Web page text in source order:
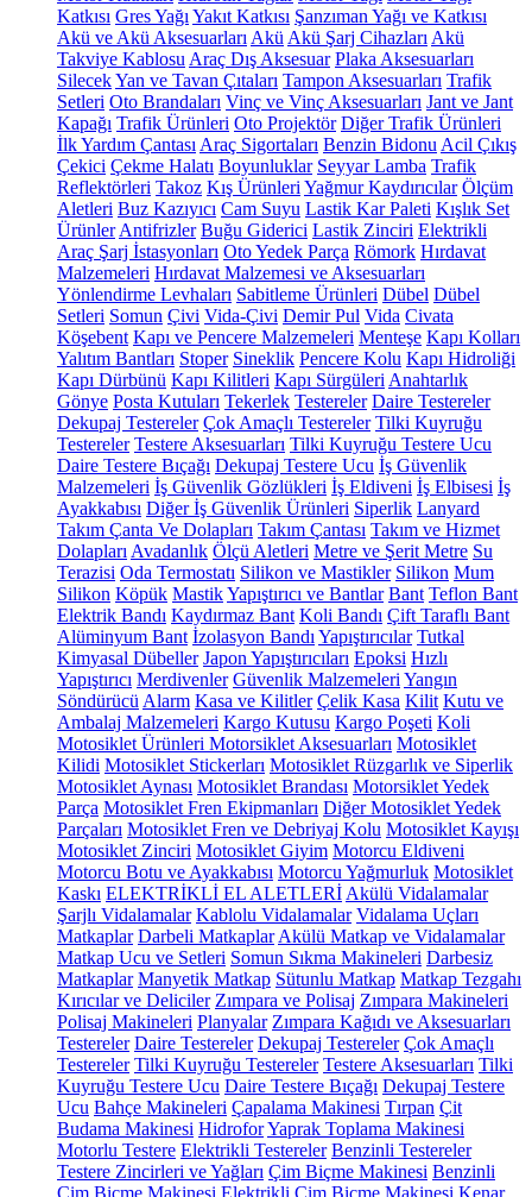
Katkısı Gres Yağı Yakıt Katkısı Şanzıman Yağı ve Katkısı
Akü ve Akü Aksesuarları Akü Akü Şarj Cihazları Akü
Takviye Kablosu Araç Dış Aksesuar Plaka Aksesuarları
SilecekYan ve Tavan Çıtaları Tampon Aksesuarları Trafik
Setleri Oto Brandaları Vinç ve Vinç Aksesuarları Jant ve Jant
Kapağı Trafik Ürünleri Oto Projektör Diğer Trafik Ürünleri
İlk Yardım Çantası Araç Sigortaları Benzin Bidonu Acil Çıkış
Çekici Çekme Halatı Boyunluklar Seyyar Lamba Trafik
Reflektörleri Takoz Kış Ürünleri Yağmur Kaydırıcılar Ölçüm
Aletleri Buz Kazıyıcı Cam Suyu Lastik Kar Paleti Kışlık Set
Ürünler Antifrizler Buğu Giderici Lastik Zinciri Elektrikli
Araç Şarj İstasyonları Oto Yedek Parça Römork Hırdavat
Malzemeleri Hırdavat Malzemesi ve Aksesuarları
Yönlendirme Levhaları Sabitleme Ürünleri Dübel Dübel
Setleri Somun Çivi Vida-Çivi Demir Pul Vida Civata
Köşebent Kapı ve Pencere Malzemeleri Menteşe Kapı Kolları
Yalıtım Bantları Stoper Sineklik Pencere Kolu Kapı Hidroliği
Kapı Dürbünü Kapı Kilitleri Kapı Sürgüleri Anahtarlık
Gönye Posta Kutuları Tekerlek Testereler Daire Testereler
Dekupaj Testereler Çok Amaçlı Testereler Tilki Kuyruğu
Testereler Testere Aksesuarları Tilki Kuyruğu Testere Ucu
Daire Testere Bıçağı Dekupaj Testere Ucu İş Güvenlik
Malzemeleri İş Güvenlik Gözlükleri İş Eldiveni İş Elbisesi İş
Ayakkabısı Diğer İş Güvenlik Ürünleri Siperlik Lanyard
Takım Çanta Ve Dolapları Takım Çantası Takım ve Hizmet
Dolapları Avadanlık Ölçü Aletleri Metre ve Şerit Metre Su
Terazisi Oda Termostatı Silikon ve Mastikler Silikon Mum
Silikon Köpük MastikYapıştırıcı ve Bantlar Bant Teflon Bant
Elektrik Bandı Kaydırmaz Bant Koli Bandı Çift Taraflı Bant
Alüminyum Bant İzolasyon Bandı Yapıştırıcılar Tutkal
Kimyasal Dübeller Japon Yapıştırıcıları Epoksi Hızlı
Yapıştırıcı Merdivenler Güvenlik Malzemeleri Yangın
Söndürücü Alarm Kasa ve Kilitler Çelik Kasa Kilit Kutu ve
Ambalaj Malzemeleri Kargo Kutusu Kargo Poşeti Koli
Motosiklet Ürünleri Motorsiklet Aksesuarları Motosiklet
Kilidi Motosiklet Stickerları Motosiklet Rüzgarlık ve Siperlik
Motosiklet Aynası Motosiklet Brandası Motorsiklet Yedek
Parça Motosiklet Fren Ekipmanları Diğer Motosiklet Yedek
Parçaları Motosiklet Fren ve Debriyaj Kolu Motosiklet Kayışı
Motosiklet Zinciri Motosiklet Giyim Motorcu Eldiveni
Motorcu Botu ve Ayakkabısı Motorcu Yağmurluk Motosiklet
Kaskı ELEKTRİKLİ EL ALETLERİ Akülü Vidalamalar
Şarjlı Vidalamalar Kablolu Vidalamalar Vidalama Uçları
Matkaplar Darbeli Matkaplar Akülü Matkap ve Vidalamalar
Matkap Ucu ve Setleri Somun Sıkma Makineleri Darbesiz
Matkaplar Manyetik Matkap Sütunlu Matkap Matkap Tezgahı
Kırıcılar ve Deliciler Zımpara ve Polisaj Zımpara Makineleri
Polisaj Makineleri Planyalar Zımpara Kağıdı ve Aksesuarları
Testereler Daire Testereler Dekupaj Testereler Çok Amaçlı
Testereler Tilki Kuyruğu Testereler Testere Aksesuarları Tilki
Kuyruğu Testere Ucu Daire Testere Bıçağı Dekupaj Testere
Ucu Bahçe Makineleri Çapalama Makinesi Tırpan Çit
Budama Makinesi HidroforYaprak Toplama Makinesi
Motorlu Testere Elektrikli Testereler Benzinli Testereler
Testere Zincirleri ve Yağları Çim Biçme Makinesi Benzinli
Çim Biçme Makinesi Elektrikli Çim Biçme Makinesi Kenar